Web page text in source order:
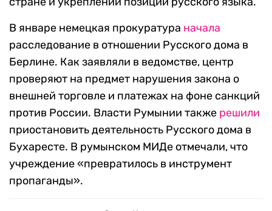
В январе немецкая прокуратура начала
расследование в отношении Русского дома в
Берлине. Как заявляли в ведомстве, центр
проверяют на предмет нарушения закона о
внешней торговле и платежах на фоне санкций
против России. Власти Румынии также решили
приостановить деятельность Русского дома в
Бухаресте. В румынском МИДе отмечали, что
учреждение «превратилось в инструмент
пропаганды».